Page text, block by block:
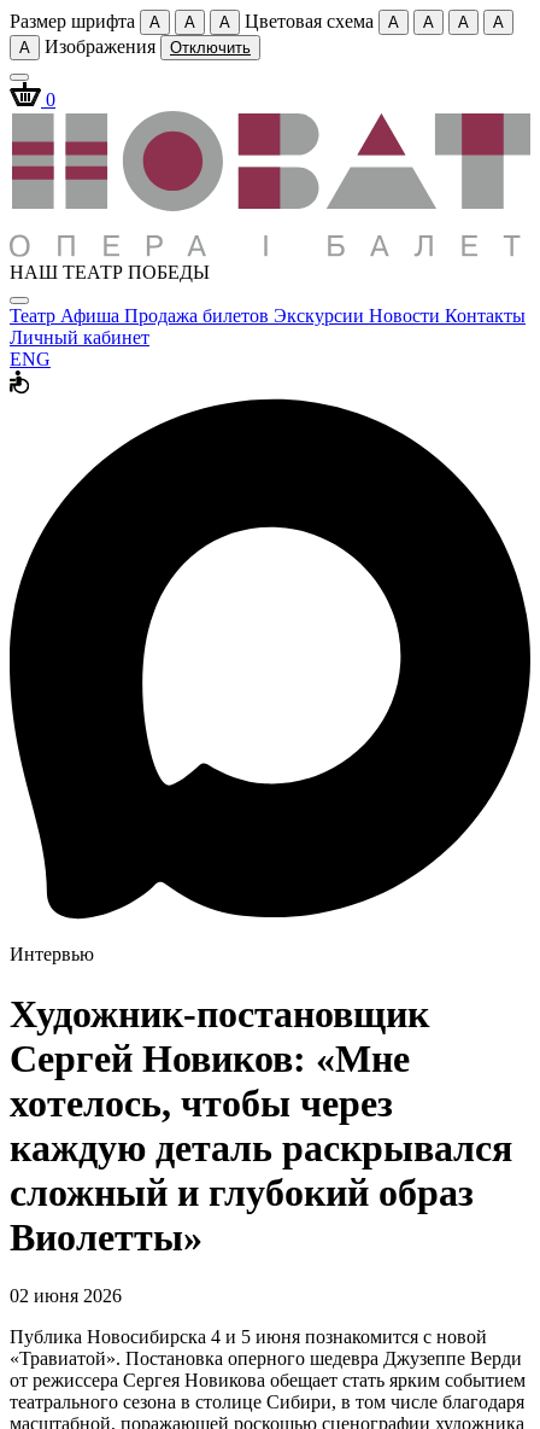
Размер шрифта A A A Цветовая схема A A A
A
A
Изображения Отключить
0
НАШ ТЕАТР ПОБЕДЫ
Театр Афиша Продажа билетов Экскурсии Новости Контакты
Личный кабинет
ENG
Интервью
Художник-постановщик
Сергей Новиков: «Мне
хотелось, чтобы через
каждую деталь раскрывался
сложный и глубокий образ
Виолетты»
02 июня 2026
Публика Новосибирска 4 и 5 июня познакомится с новой
«Травиатой». Постановка оперного шедевра Джузеппе Верди
от режиссера Сергея Новикова обещает стать ярким событием
театрального сезона в столице Сибири, в том числе благодаря
масштабной, поражающей роскошью сценографии художника